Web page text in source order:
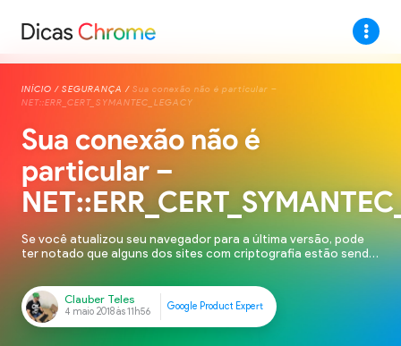
INÍCIO / SEGURANÇA / Sua conexão não é particular –
NET::ERR_CERT_SYMANTEC_LEGACY
Sua conexão não é
particular –
Se você atualizou seu navegador para a última versão, pode
ter notado que alguns dos sites com criptografia estão sendo
Chrome. A mensagem “Sua conexão não é particular” está
sendo exibida conforme exibido na imagem acima com o […]
Clauber Teles